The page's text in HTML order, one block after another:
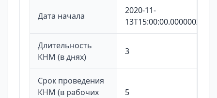
Дата начала
2020-11-
13T15:00:00.000000Z
Длительность
КНМ (в днях)
3
Срок проведения
КНМ (в рабочих
5